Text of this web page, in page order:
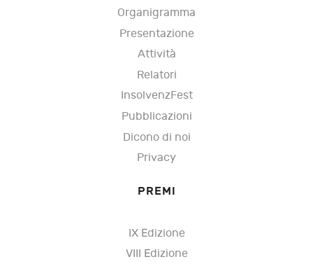
Organigramma
Presentazione
Attività
Relatori
InsolvenzFest
Pubblicazioni
Dicono di noi
Privacy
PREMI
IX Edizione
VIII Edizione